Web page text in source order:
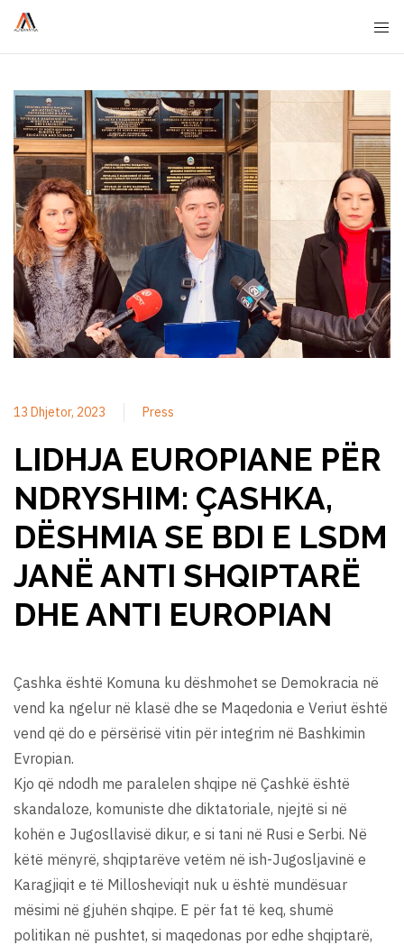
13 Dhjetor, 2023 Press
LIDHJA EUROPIANE PËR
NDRYSHIM: ÇASHKA,
DËSHMIA SE BDI E LSDM
JANË ANTI SHQIPTARË
DHE ANTI EUROPIAN
Çashka është Komuna ku dëshmohet se Demokracia në
vend ka ngelur në klasë dhe se Maqedonia e Veriut është
vend që do e përsërisë vitin për integrim në Bashkimin
Evropian.
Kjo që ndodh me paralelen shqipe në Çashkë është
skandaloze, komuniste dhe diktatoriale, njejtë si në
kohën e Jugosllavisë dikur, e si tani në Rusi e Serbi. Në
këtë mënyrë, shqiptarëve vetëm në ish-Jugosljavinë e
Karagjiqit e të Millosheviqit nuk u është mundësuar
mësimi në gjuhën shqipe. E për fat të keq, shumë
politikan në pushtet, si maqedonas por edhe shqiptarë,